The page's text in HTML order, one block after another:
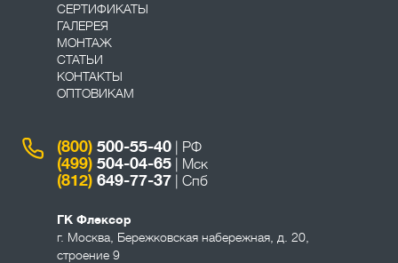
СЕРТИФИКАТЫ
ГАЛЕРЕЯ
МОНТАЖ
СТАТЬИ
КОНТАКТЫ
ОПТОВИКАМ
(800) 500-55-40 | РФ
(499) 504-04-65 | Мск
(812) 649-77-37 | Спб
ГК Флексор
г. Москва Бережковская набережная, д. 20,
строение 9